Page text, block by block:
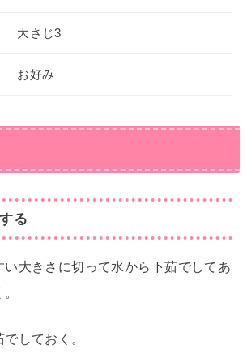
大さじ3
お好み
る
い大きさに切って水から下茹でしてあ
しておく。